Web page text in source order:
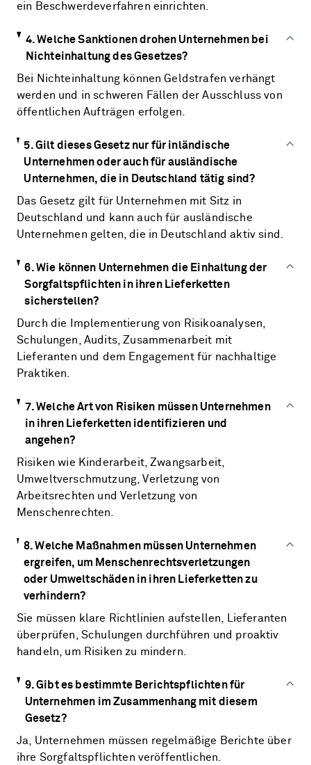
ein Beschwerdeverfahren einrichten.
4. Welche Sanktionen drohen Unternehmen bei
Nichteinhaltung des Gesetzes?
Bei Nichteinhaltung können Geldstrafen verhängt
werden und in schweren Fällen der Ausschluss von
öffentlichen Aufträgen erfolgen.
5. Gilt dieses Gesetz nur für inländische
Unternehmen oder auch für ausländische
Unternehmen, die in Deutschland tätig sind?
Das Gesetz gilt für Unternehmen mit Sitz in
Deutschland und kann auch für ausländische
Unternehmen gelten, die in Deutschland aktiv sind.
6. Wie können Unternehmen die Einhaltung der
Sorgfaltspflichten in ihren Lieferketten
sicherstellen?
Durch die Implementierung von Risikoanalysen,
Schulungen, Audits, Zusammenarbeit mit
Lieferanten und dem Engagement für nachhaltige
Praktiken.
7. Welche Art von Risiken müssen Unternehmen
in ihren Lieferketten identifizieren und
angehen?
Risiken wie Kinderarbeit, Zwangsarbeit,
Umweltverschmutzung, Verletzung von
Arbeitsrechten und Verletzung von
Menschenrechten.
8. Welche Maßnahmen müssen Unternehmen
ergreifen, um Menschenrechtsverletzungen
oder Umweltschäden in ihren Lieferketten zu
verhindern?
Sie müssen klare Richtlinien aufstellen, Lieferanten
überprüfen, Schulungen durchführen und proaktiv
handeln, um Risiken zu mindern.
9. Gibt es bestimmte Berichtspflichten für
Unternehmen im Zusammenhang mit diesem
Gesetz?
Ja, Unternehmen müssen regelmäßige Berichte über
ihre Sorgfaltspflichten veröffentlichen.